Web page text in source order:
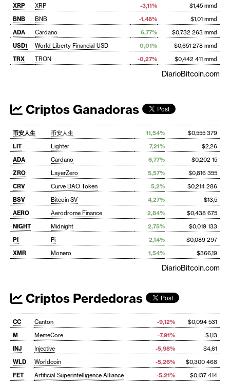
XRP XRP -3,11%
$1,45 mmd
BNB
BNB -1,48%
$1,01 mmd
ADA
Cardano 6,77%
$0,732 263 mmd
USD1
World Liberty Financial USD 0,01%
$0,651 278 mmd
TRX
TRON -0,27% $0,442 411 mmd
DiarioBitcoin.com
Criptos Ganadoras
币安人生 币安人生 11,54%
$0,555 379
LIT
Lighter 7,21%
$2,26
ADA
Cardano 6,77%
$0,202 15
ZRO
LayerZero 5,57%
$0,816 355
CRV
Curve DAO Token 5,2%
$0,214 286
BSV
Bitcoin SV 4,27%
$13,5
AERO
Aerodrome Finance 2,84%
$0,438 675
NIGHT
Midnight 2,75%
$0,019 133
PI
Pi 2,14%
$0,089 297
XMR
Monero 1,54% $366,19
DiarioBitcoin.com
Criptos Perdedoras
CC Canton -9,12%
$0,094 531
M
MemeCore -7,91%
$1,13
INJ
Injective -5,98%
$4,61
WLD
Worldcoin -5,26%
$0,300 468
FET
Artificial Superintelligence Alliance -5,21%
$0,137 414